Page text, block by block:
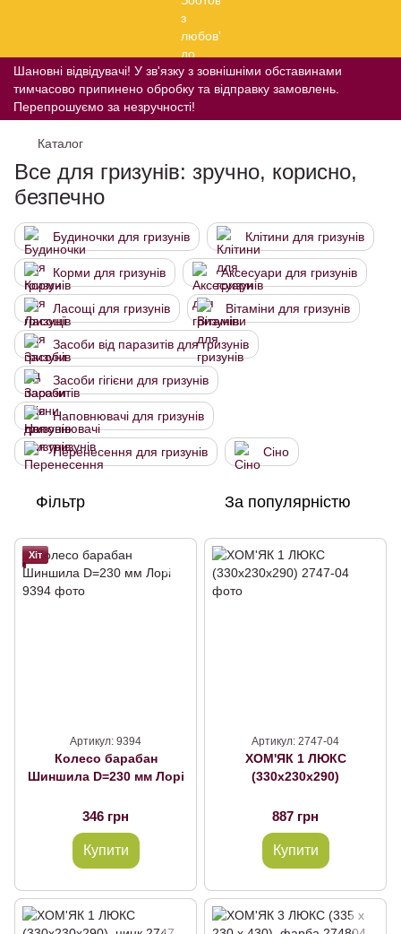
Шановні відвідувачі! У зв'язку з зовнішніми обставинами
тимчасово припинено обробку та відправку замовлень.
Перепрошуємо за незручності!
Каталог
Все для гризунів: зручно, корисно,
безпечно
Будиночки для гризунів Клітини для гризунів
Корми для гризунів Аксесуари для гризунів
Ласощі для гризунів Вітаміни для гризунів
Засоби від паразитів для гризунів
Засоби гігієни для гризунів
Наповнювачі для гризунів
Перенесення для гризунів Сіно
Фільтр За популярністю
Хіт
Артикул: 9394
Колесо барабан
Шиншила D=230 мм Лорі
346 грн
Купити
Артикул: 2747-04
ХОМ'ЯК 1 ЛЮКС
(330х230х290)
887 грн
Купити